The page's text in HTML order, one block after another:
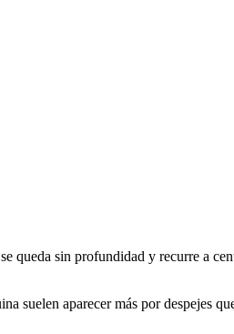
queda sin profundidad y recurre a
suelen aparecer más por despejes